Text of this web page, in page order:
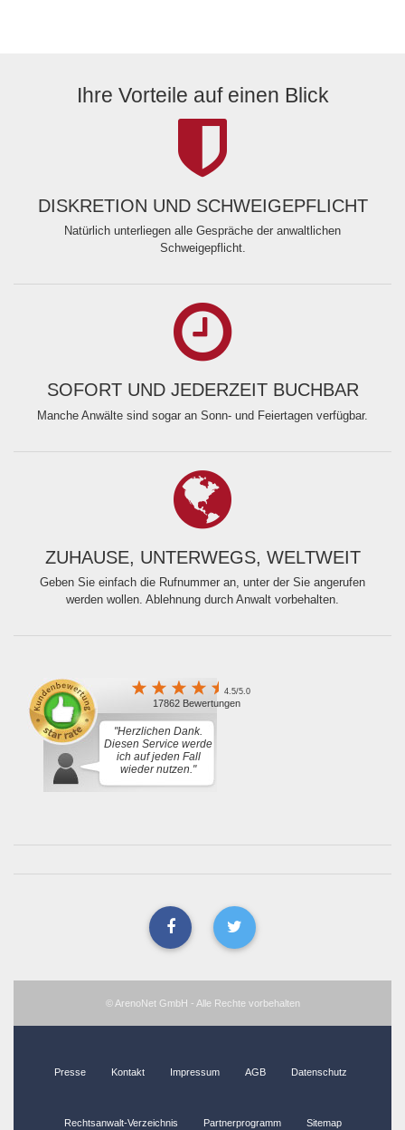
Ihre Vorteile auf einen Blick
DISKRETION UND SCHWEIGEPFLICHT
Natürlich unterliegen alle Gespräche der anwaltlichen
Schweigepflicht.
SOFORT UND JEDERZEIT BUCHBAR
Manche Anwälte sind sogar an Sonn- und Feiertagen verfügbar.
ZUHAUSE, UNTERWEGS, WELTWEIT
Geben Sie einfach die Rufnummer an, unter der Sie angerufen
werden wollen. Ablehnung durch Anwalt vorbehalten.
4.5/5.0
17862 Bewertungen
"Herzlichen Dank.
Diesen Service werde
ich auf jeden Fall
wieder nutzen."
© ArenoNet GmbH - Alle Rechte vorbehalten
Presse Kontakt Impressum AGB Datenschutz
Rechtsanwalt-Verzeichnis Partnerprogramm Sitemap